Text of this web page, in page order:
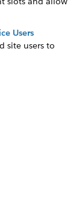
Users
site users to
进！